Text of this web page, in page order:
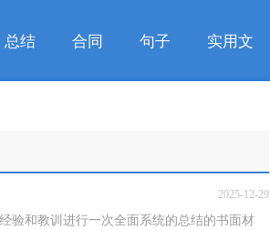
总结 合同 句子 实用文
2025-12-29
验和教训进行一次全面系统的总结的书面材